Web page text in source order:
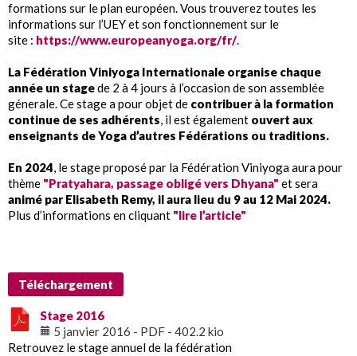
formations sur le plan européen. Vous trouverez toutes les
informations sur l’UEY et son fonctionnement sur le
site : https://www.europeanyoga.org/fr/.
La Fédération Viniyoga Internationale organise chaque
année un stagede 2 à 4 jours à l’occasion de son assemblée
génerale. Ce stage a pour objet de contribuer à la formation
continue de ses adhérents, il est également ouvert aux
enseignants de Yoga d’autres Fédérations ou traditions.
En 2024, le stage proposé par la Fédération Viniyoga aura pour
thème "Pratyahara, passage obligé vers Dhyana" et sera
animé par Elisabeth Remy, il aura lieu du 9 au 12 Mai 2024.
Plus d’informations en cliquant "lire l’article"
Téléchargement
Stage 2016
5 janvier 2016 - PDF - 402.2 kio
Retrouvez le stage annuel de la fédération